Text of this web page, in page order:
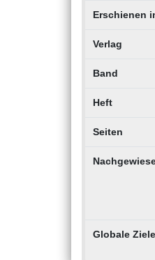
Erschienen
Verlag
Band
Heft
Seiten
Globale